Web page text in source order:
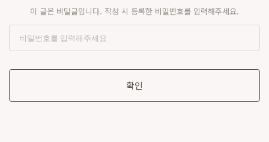
이 글은 비밀글입니다. 작성 시 등록한 비밀번호를 입력해주세요.
확인